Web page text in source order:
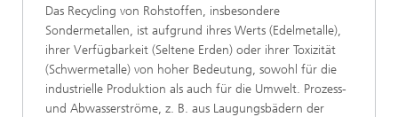
Das Recycling von Rohstoffen, insbesondere
Sondermetallen, ist aufgrund ihres Werts (Edelmetalle),
ihrer Verfügbarkeit (Seltene Erden) oder ihrer Toxizität
(Schwermetalle) von hoher Bedeutung, sowohl für die
industrielle Produktion als auch für die Umwelt. Prozess-
und Abwasserströme, z. B. aus Laugungsbädern der